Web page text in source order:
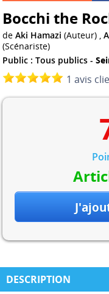
Bocchi the
deAki Hamazi (Auteur) ,
(Scénariste)
Public : Tous publics -
1 avis
DESCRIPTION